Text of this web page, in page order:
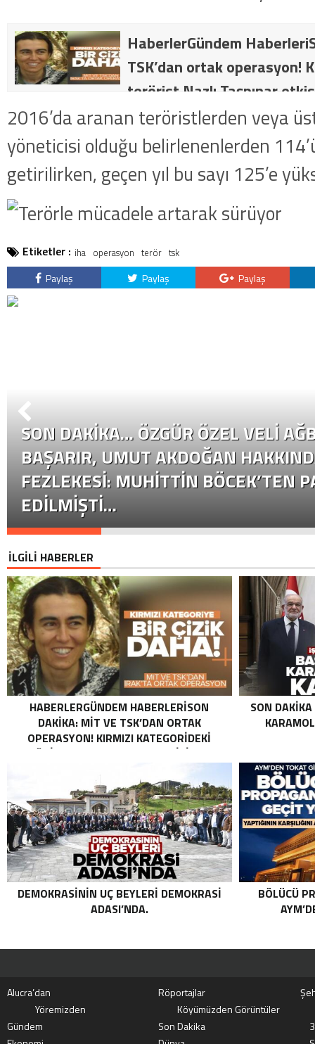
HaberlerGündem
TSK’dan ortak operasyon!
terörist Nazlı Taşpınar
dakika: MİT ve TSK’dan
kategorideki terörist Nazlı
getirildi .
2016’da aranan teröristlerden veya
yöneticisi olduğu belirlenenlerden
getirilirken, geçen yıl bu sayı 125’e
Etiketler : iha operasyon terör tsk
Paylaş Paylaş Paylaş
SON DAKİKA… ÖZGÜR ÖZEL VELI
BAŞARIR, UMUT AKDOĞAN
FEZLEKESI: MUHITTIN BÖCEK’TEN
EDILMIŞTI…
İLGİLİ HABERLER
HABERLERGÜNDEM HABERLERISON
DAKIKA: MİT VE TSK’DAN ORTAK
OPERASYON! KIRMIZI KATEGORIDEKI
TERÖRIST NAZLI TAŞPINAR ETKISIZ HALE
ORTAK OPERASYON! KIRMIZI
KATEGORIDEKI TERÖRIST NAZLI
TAŞPINAR ETKISIZ HALE GETIRILDI .
SON
DEMOKRASININ UÇ BEYLERI DEMOKRASI
ADASI’NDA.
BÖLÜCÜ
Alucra’dan Röportajlar
Yöremizden
Köyümüzden Görüntüler
Gündem
Son Dakika